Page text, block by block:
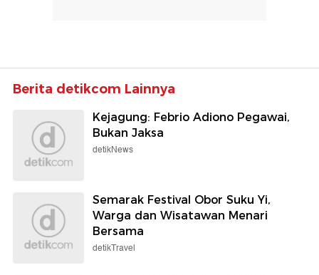
Berita detikcom Lainnya
Kejagung: Febrio Adiono Pegawai,
Bukan Jaksa
detikNews
Semarak Festival Obor Suku Yi,
Warga dan Wisatawan Menari
Bersama
detikTravel